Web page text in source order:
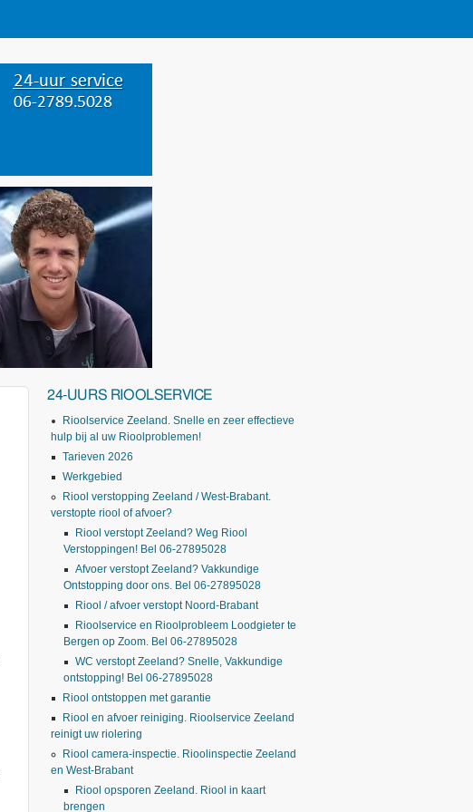
24-UURS RIOOLSERVICE
Rioolservice Zeeland. Snelle en zeer effectieve
hulp bij al uw Rioolproblemen!
Tarieven 2026
Werkgebied
Riool verstopping Zeeland / West-Brabant.
verstopte riool of afvoer?
Riool verstopt Zeeland? Weg Riool
Verstoppingen! Bel 06-27895028
Afvoer verstopt Zeeland? Vakkundige
Ontstopping door ons. Bel 06-27895028
Riool / afvoer verstopt Noord-Brabant
Rioolservice en Rioolprobleem Loodgieter te
Bergen op Zoom. Bel 06-27895028
WC verstopt Zeeland? Snelle, Vakkundige
ontstopping! Bel 06-27895028
Riool ontstoppen met garantie
Riool en afvoer reiniging. Rioolservice Zeeland
reinigt uw riolering
Riool camera-inspectie. Rioolinspectie Zeeland
en West-Brabant
Riool opsporen Zeeland. Riool in kaart
brengen